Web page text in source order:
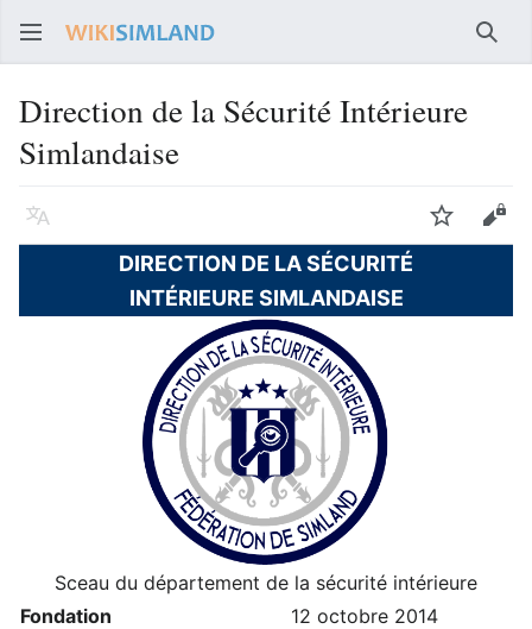
Direction de la Sécurité Intérieure
Simlandaise
Langue Suivre
DIRECTION DE LA SÉCURITÉ
INTÉRIEURE SIMLANDAISE
Sceau du département de la sécurité intérieure
Fondation
12 octobre 2014